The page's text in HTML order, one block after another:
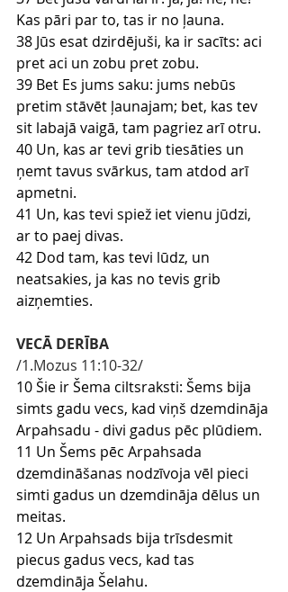
Kas pāri par to, tas ir no ļauna.
38 Jūs esat dzirdējuši, ka ir sacīts: aci
pret aci un zobu pret zobu.
39 Bet Es jums saku: jums nebūs
pretim stāvēt ļaunajam; bet, kas tev
sit labajā vaigā, tam pagriez arī otru.
40 Un, kas ar tevi grib tiesāties un
ņemt tavus svārkus, tam atdod arī
apmetni.
41 Un, kas tevi spiež iet vienu jūdzi,
ar to paej divas.
42 Dod tam, kas tevi lūdz, un
neatsakies, ja kas no tevis grib
aizņemties.
VECĀ DERĪBA
/1.Mozus 11:10-32/
10 Šie ir Šema ciltsraksti: Šems bija
simts gadu vecs, kad viņš dzemdināja
Arpahsadu - divi gadus pēc plūdiem.
11 Un Šems pēc Arpahsada
dzemdināšanas nodzīvoja vēl pieci
simti gadus un dzemdināja dēlus un
meitas.
12 Un Arpahsads bija trīsdesmit
piecus gadus vecs, kad tas
dzemdināja Šelahu.